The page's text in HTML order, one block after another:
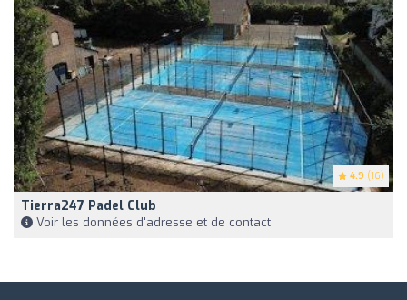
4.9 (16)
Tierra247 Padel Club
Voir les données d'adresse et de contact